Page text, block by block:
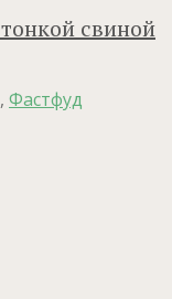
свиной
, Фастфуд